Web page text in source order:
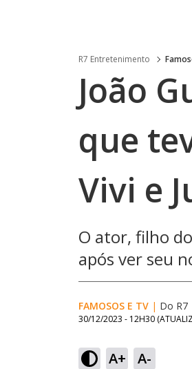
R7 Entretenimento
João
que
Vivi e
O ator, filho
após ver seu
FAMOSOS E TV | Do R7
30/12/2023 - 12H30
A+ A-